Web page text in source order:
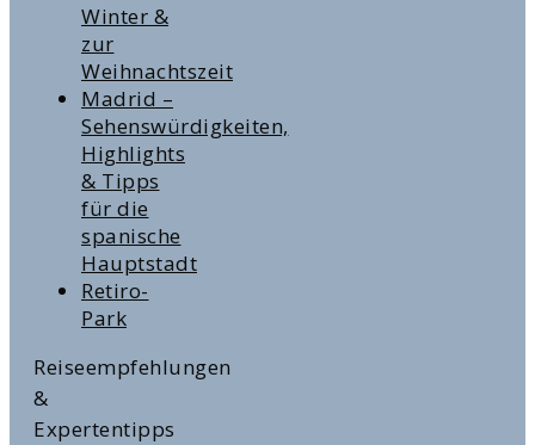
Winter &
zur
Weihnachtszeit
Madrid –
Sehenswürdigkeiten,
Highlights
& Tipps
für die
spanische
Hauptstadt
Retiro-
Park
Reiseempfehlungen
&
Expertentipps